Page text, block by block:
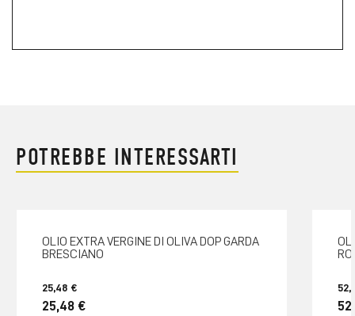
POTREBBE INTERESSARTI
OLIO EXTRA VERGINE DI OLIVA DOP GARDA
BRESCIANO
25,48 €
25,48 €